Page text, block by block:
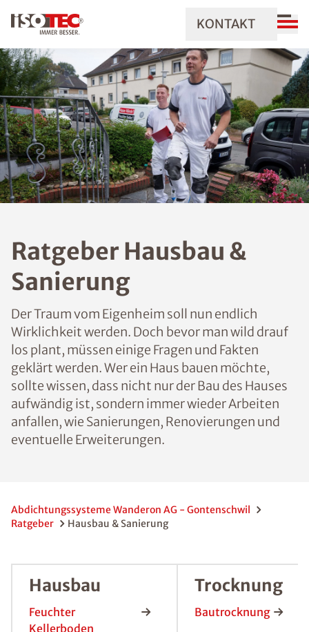
KONTAKT
Ratgeber Hausbau &
Sanierung
Der Traum vom Eigenheim soll nun endlich
Wirklichkeit werden. Doch bevor man wild drauf
los plant, müssen einige Fragen und Fakten
geklärt werden. Wer ein Haus bauen möchte,
sollte wissen, dass nicht nur der Bau des Hauses
aufwändig ist, sondern immer wieder Arbeiten
anfallen, wie Sanierungen, Renovierungen und
eventuelle Erweiterungen.
Abdichtungssysteme Wanderon AG - Gontenschwil
Ratgeber
Hausbau & Sanierung
Hausbau
Feuchter
Kellerboden
Trocknung
Bautrocknung